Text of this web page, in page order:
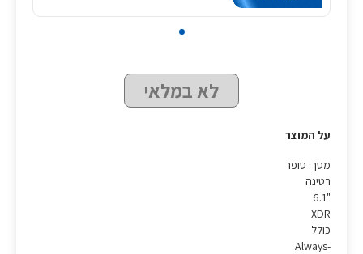
לא במלאי
על המוצר
מסך: סופר
רטינה
"6.1
XDR
כולל
Always-